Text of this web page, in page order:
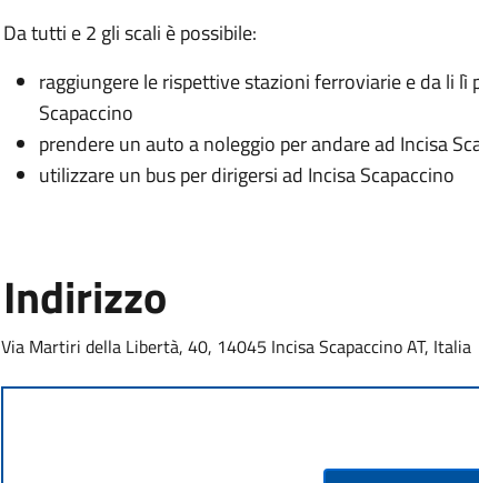
Da tutti e 2 gli scali è possibile:
raggiungere le rispettive stazioni ferroviarie e da li
Scapaccino
prendere un auto a noleggio per andare ad Incisa
utilizzare un bus per dirigersi ad Incisa Scapaccino
Indirizzo
Via Martiri della Libertà, 40, 14045 Incisa Scapaccino AT, Italia